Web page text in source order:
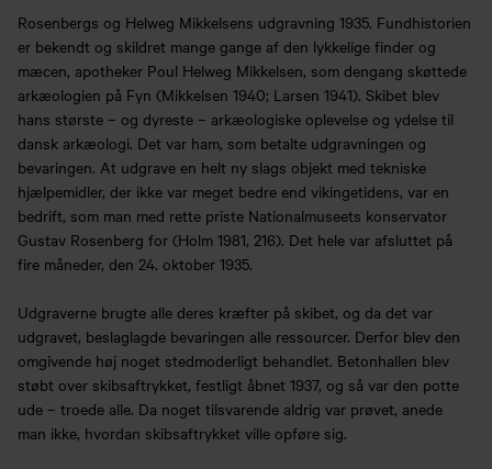
Rosenbergs og Helweg Mikkelsens udgravning 1935. Fundhistorien
er bekendt og skildret mange gange af den lykkelige finder og
mæcen, apotheker Poul Helweg Mikkelsen, som dengang skøttede
arkæologien på Fyn (Mikkelsen 1940; Larsen 1941). Skibet blev
hans største – og dyreste – arkæologiske oplevelse og ydelse til
dansk arkæologi. Det var ham, som betalte udgravningen og
bevaringen. At udgrave en helt ny slags objekt med tekniske
hjælpemidler, der ikke var meget bedre end vikingetidens, var en
bedrift, som man med rette priste Nationalmuseets konservator
Gustav Rosenberg for (Holm 1981, 216). Det hele var afsluttet på
fire måneder, den 24. oktober 1935.
Udgraverne brugte alle deres kræfter på skibet, og da det var
udgravet, beslaglagde bevaringen alle ressourcer. Derfor blev den
omgivende høj noget stedmoderligt behandlet. Betonhallen blev
støbt over skibsaftrykket, festligt åbnet 1937, og så var den potte
ude – troede alle. Da noget tilsvarende aldrig var prøvet, anede
man ikke, hvordan skibsaftrykket ville opføre sig.